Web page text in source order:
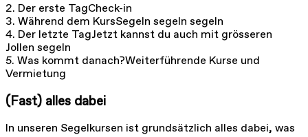
2. Der erste TagCheck-in
3. Während dem KursSegeln segeln segeln
4. Der letzte TagJetzt kannst du auch mit grösseren
Jollen segeln
5. Was kommt danach?Weiterführende Kurse und
Vermietung
(Fast) alles dabei
In unseren Segelkursen ist grundsätzlich alles dabei, was